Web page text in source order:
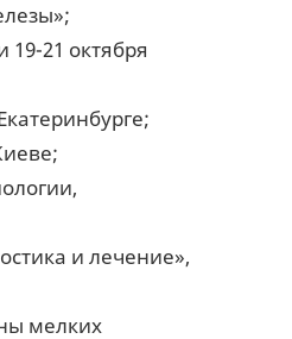
21 октября
и лечение»,
мелких